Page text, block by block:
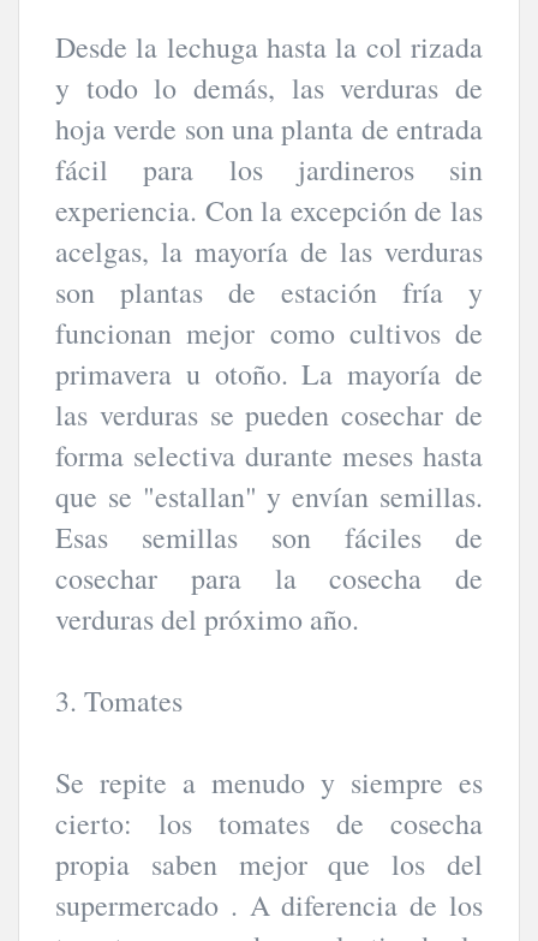
Desde la lechuga hasta la col rizada
y todo lo demás, las verduras de
hoja verde son una planta de entrada
fácil para los jardineros sin
experiencia. Con la excepción de las
acelgas, la mayoría de las verduras
son plantas de estación fría y
funcionan mejor como cultivos de
primavera u otoño. La mayoría de
las verduras se pueden cosechar de
forma selectiva durante meses hasta
que se "estallan" y envían semillas.
Esas semillas son fáciles de
cosechar para la cosecha de
verduras del próximo año.
3. Tomates
Se repite a menudo y siempre es
cierto: los tomates de cosecha
propia saben mejor que los del
supermercado . A diferencia de los